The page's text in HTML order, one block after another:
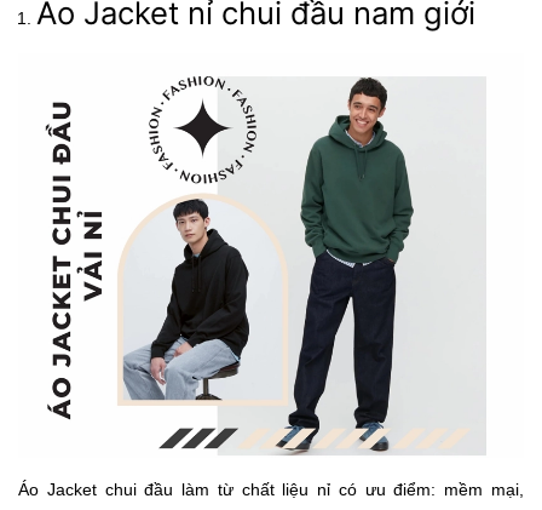
Áo Jacket nỉ chui đầu nam giới
Áo Jacket chui đầu làm từ chất liệu nỉ có ưu điểm: mềm mại,